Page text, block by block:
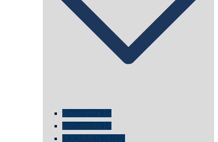
documenta 15
documenta 14
dOCUMENTA(13)